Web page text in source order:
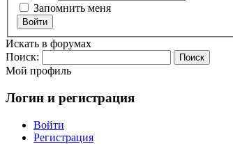
Запомнить меня
Войти
Искать в форумах
Поиск:
Мой профиль
Логин и регистрация
Войти
Регистрация